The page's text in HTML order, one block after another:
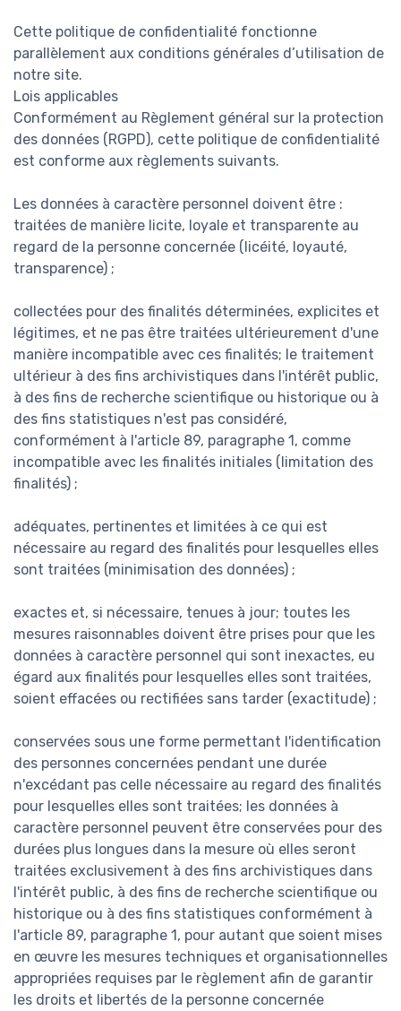
Cette politique de confidentialité fonctionne
parallèlement aux conditions générales d’utilisation de
notre site.
Lois applicables
Conformément au Règlement général sur la protection
des données (RGPD), cette politique de confidentialité
est conforme aux règlements suivants.
Les données à caractère personnel doivent être :
traitées de manière licite, loyale et transparente au
regard de la personne concernée (licéité, loyauté,
transparence) ;
collectées pour des finalités déterminées, explicites et
légitimes, et ne pas être traitées ultérieurement d'une
manière incompatible avec ces finalités; le traitement
ultérieur à des fins archivistiques dans l'intérêt public,
à des fins de recherche scientifique ou historique ou à
des fins statistiques n'est pas considéré,
conformément à l'article 89, paragraphe 1, comme
incompatible avec les finalités initiales (limitation des
finalités) ;
adéquates, pertinentes et limitées à ce qui est
nécessaire au regard des finalités pour lesquelles elles
sont traitées (minimisation des données) ;
exactes et, si nécessaire, tenues à jour; toutes les
mesures raisonnables doivent être prises pour que les
données à caractère personnel qui sont inexactes, eu
égard aux finalités pour lesquelles elles sont traitées,
soient effacées ou rectifiées sans tarder (exactitude) ;
conservées sous une forme permettant l'identification
des personnes concernées pendant une durée
n'excédant pas celle nécessaire au regard des finalités
pour lesquelles elles sont traitées; les données à
caractère personnel peuvent être conservées pour des
durées plus longues dans la mesure où elles seront
traitées exclusivement à des fins archivistiques dans
l'intérêt public, à des fins de recherche scientifique ou
historique ou à des fins statistiques conformément à
l'article 89, paragraphe 1, pour autant que soient mises
en œuvre les mesures techniques et organisationnelles
appropriées requises par le règlement afin de garantir
les droits et libertés de la personne concernée